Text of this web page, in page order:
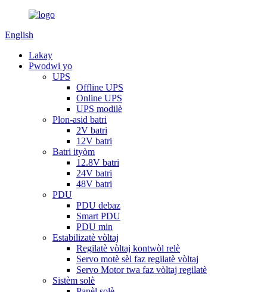
English
Lakay
Pwodwi yo
UPS
Offline UPS
Online UPS
UPS modilè
Plon-asid batri
2V batri
12V batri
Batri ityòm
12.8V batri
24V batri
48V batri
PDU
PDU debaz
Smart PDU
PDU min
Estabilizatè vòltaj
Regilatè vòltaj kontwòl relè
Servo motè sèl faz regilatè vòltaj
Servo Motor twa faz vòltaj regilatè
Sistèm solè